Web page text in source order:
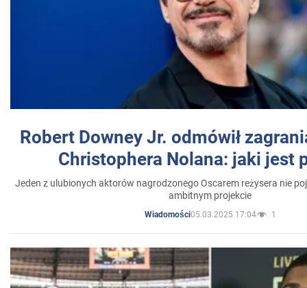
Robert Downey Jr. odmówił
Christophera Nolana: jaki jest
Jeden z ulubionych aktorów nagrodzonego Oscarem reżysera nie
ambitnym projekcie
Wiadomości05.03.2025 17:04 1